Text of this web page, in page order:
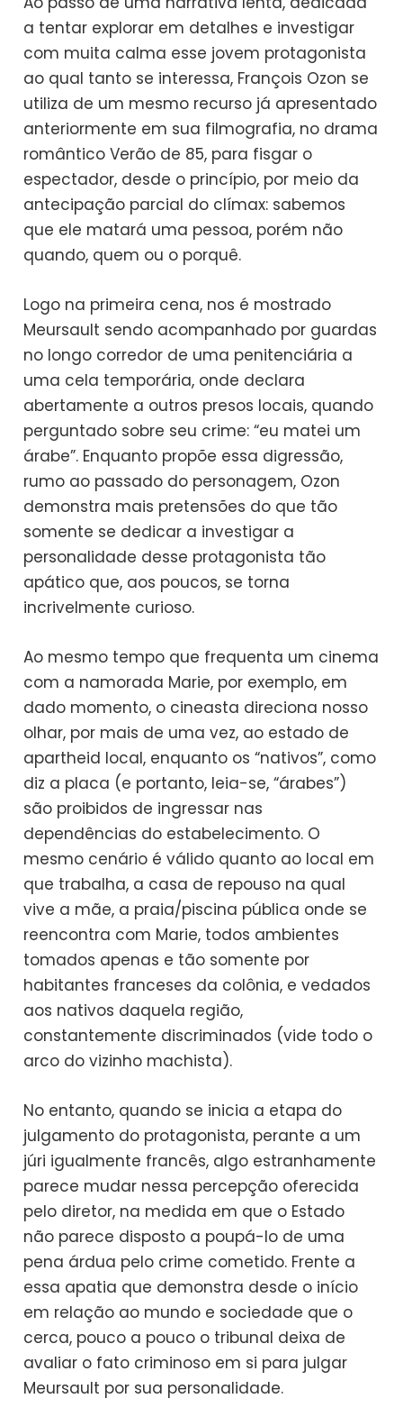
a tentar explorar em detalhes e investigar
com muita calma esse jovem protagonista
ao qual tanto se interessa, François Ozon se
utiliza de um mesmo recurso já apresentado
anteriormente em sua filmografia, no drama
romântico Verão de 85, para fisgar o
espectador, desde o princípio, por meio da
antecipação parcial do clímax: sabemos
que ele matará uma pessoa, porém não
quando, quem ou o porquê.
Logo na primeira cena, nos é mostrado
Meursault sendo acompanhado por guardas
no longo corredor de uma penitenciária a
uma cela temporária, onde declara
abertamente a outros presos locais, quando
perguntado sobre seu crime: “eu matei um
árabe”. Enquanto propõe essa digressão,
rumo ao passado do personagem, Ozon
demonstra mais pretensões do que tão
somente se dedicar a investigar a
personalidade desse protagonista tão
apático que, aos poucos, se torna
incrivelmente curioso.
Ao mesmo tempo que frequenta um cinema
com a namorada Marie, por exemplo, em
dado momento, o cineasta direciona nosso
olhar, por mais de uma vez, ao estado de
apartheid local, enquanto os “nativos”, como
diz a placa (e portanto, leia-se, “árabes”)
são proibidos de ingressar nas
dependências do estabelecimento. O
mesmo cenário é válido quanto ao local em
que trabalha, a casa de repouso na qual
vive a mãe, a praia/piscina pública onde se
reencontra com Marie, todos ambientes
tomados apenas e tão somente por
habitantes franceses da colônia, e vedados
aos nativos daquela região,
constantemente discriminados (vide todo o
arco do vizinho machista).
No entanto, quando se inicia a etapa do
julgamento do protagonista, perante a um
júri igualmente francês, algo estranhamente
parece mudar nessa percepção oferecida
pelo diretor, na medida em que o Estado
não parece disposto a poupá-lo de uma
pena árdua pelo crime cometido. Frente a
essa apatia que demonstra desde o início
em relação ao mundo e sociedade que o
cerca, pouco a pouco o tribunal deixa de
avaliar o fato criminoso em si para julgar
Meursault por sua personalidade.